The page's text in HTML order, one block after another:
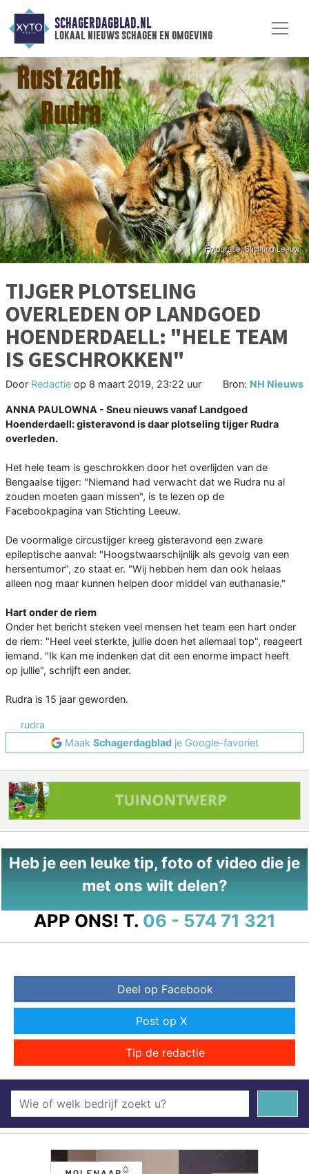
SCHAGERDAGBLAD.NL
lokaal nieuws schagen en omgeving
TIJGER PLOTSELING
OVERLEDEN OP LANDGOED
HOENDERDAELL: "HELE TEAM
IS GESCHROKKEN"
Door Redactie op 8 maart 2019, 23:22 uur Bron: NH Nieuws
ANNA PAULOWNA - Sneu nieuws vanaf Landgoed
Hoenderdaell: gisteravond is daar plotseling tijger Rudra
overleden.
Het hele team is geschrokken door het overlijden van de
Bengaalse tijger: "Niemand had verwacht dat we Rudra nu al
zouden moeten gaan missen", is te lezen op de
Facebookpagina van Stichting Leeuw.
De voormalige circustijger kreeg gisteravond een zware
epileptische aanval: "Hoogstwaarschijnlijk als gevolg van een
hersentumor", zo staat er. "Wij hebben hem dan ook helaas
alleen nog maar kunnen helpen door middel van euthanasie."
Hart onder de riem
Onder het bericht steken veel mensen het team een hart onder
de riem: "Heel veel sterkte, jullie doen het allemaal top", reageert
iemand. "Ik kan me indenken dat dit een enorme impact heeft
op jullie", schrijft een ander.
Rudra is 15 jaar geworden.
rudra
Maak Schagerdagbladje Google-favoriet
Heb je een leuke tip, foto of video die je
met ons wilt delen?
APP ONS! T. 06 - 574 71 321
Deel op Facebook
Post op X
Tip de redactie